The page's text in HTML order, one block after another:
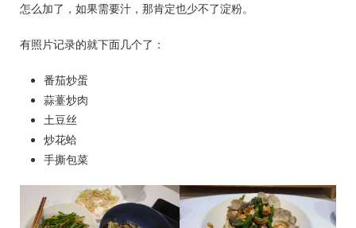
怎么加了，如果需要汁，那肯定也少不了淀粉。
有照片记录的就下面几个了：
番茄炒蛋
蒜薹炒肉
土豆丝
炒花蛤
手撕包菜